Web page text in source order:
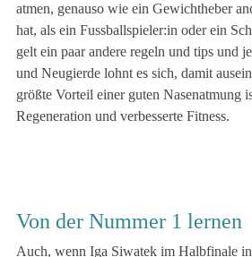
atmen, genauso wie ein Gewichtheber
hat, als ein Fussballspieler:in oder ein
gelt ein paar andere regeln und tips und
und Neugierde lohnt es sich, damit
größte Vorteil einer guten Nasenatmung
Regeneration und verbesserte Fitness.
Von der Nummer 1 lernen
Auch, wenn Iga Siwatek im Halbfinale in